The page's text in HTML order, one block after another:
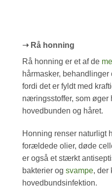
➝ Rå honning
Rå honning er et af de
hårmasker, behandlinger
fordi det er fyldt med
næringsstoffer, som øger
hovedbunden og håret.
Honning renser naturligt
forældede olier, døde
er også et stærkt
bakterier og svampe, der
hovedbundsinfektion.